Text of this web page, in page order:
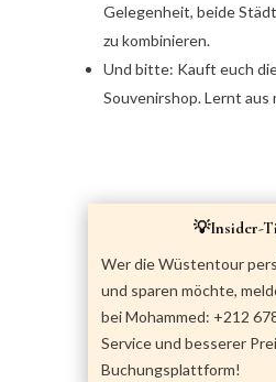
Gelegenheit, beide
zu kombinieren.
Und bitte: Kauft euch
Souvenirshop. Lernt aus
💡Insider-
Wer die Wüstentour
und sparen möchte,
bei Mohammed: +212
Service und besserer
Buchungsplattform!